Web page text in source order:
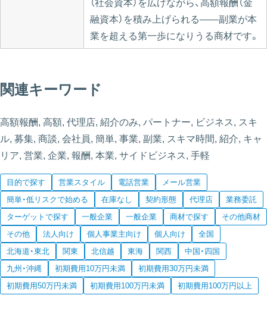
（社会資本）を広げながら、高額報酬（金
融資本）を積み上げられる——副業が本
業を超える第一歩になりうる商材です。
関連キーワード
高額報酬, 高額, 代理店, 紹介のみ, パートナー, ビジネス, スキ
ル, 募集, 商談, 会社員, 簡単, 事業, 副業, スキマ時間, 紹介, キャ
リア, 営業, 企業, 報酬, 本業, サイドビジネス, 手軽
目的で探す 営業スタイル 電話営業
メール営業
簡単・低リスクで始める
在庫なし 契約形態 代理店
業務委託
ターゲットで探す
一般企業 一般企業 商材で探す
その他商材
その他
法人向け 個人事業主向け 個人向け
全国
北海道・東北
関東 北信越 東海 関西
中国・四国
九州・沖縄
初期費用10万円未満
初期費用30万円未満
初期費用50万円未満
初期費用100万円未満 初期費用100万円以上